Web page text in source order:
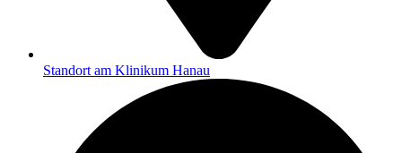
Standort am Klinikum Hanau